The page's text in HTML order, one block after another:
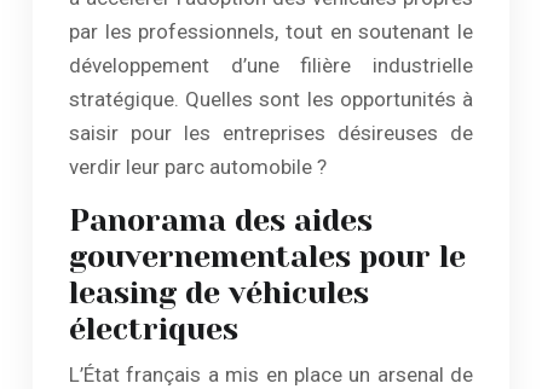
par les professionnels, tout en soutenant le
développement d’une filière industrielle
stratégique. Quelles sont les opportunités à
saisir pour les entreprises désireuses de
verdir leur parc automobile ?
Panorama des aides
gouvernementales pour le
leasing de véhicules
électriques
L’État français a mis en place un arsenal de